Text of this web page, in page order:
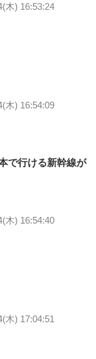
木) 16:53:24
木) 16:54:09
で行ける新幹線が
木) 16:54:40
木) 17:04:51